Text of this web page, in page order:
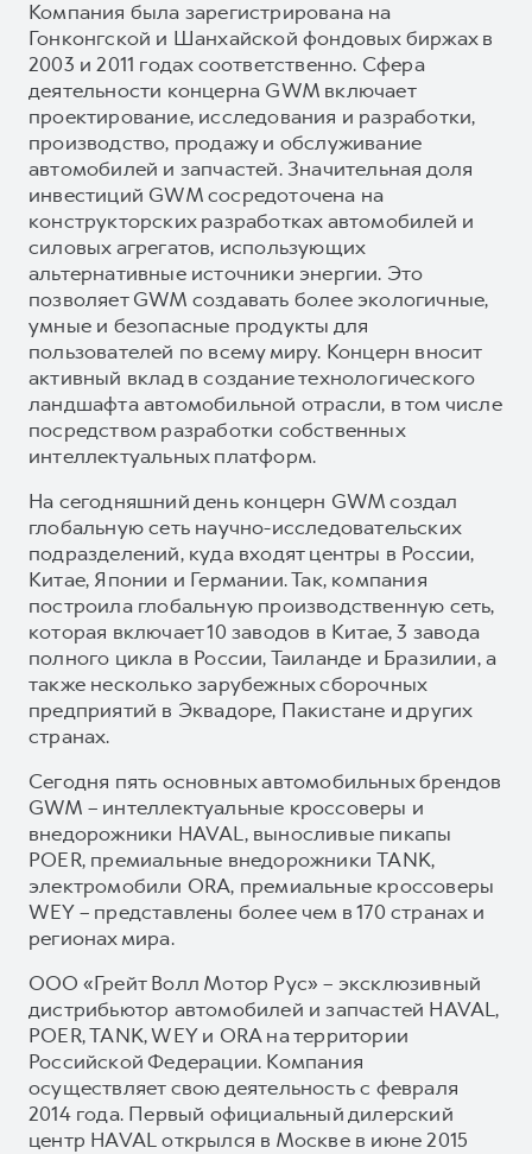
Компания была зарегистрирована на
Гонконгской и Шанхайской фондовых биржах в
2003 и 2011 годах соответственно. Сфера
деятельности концерна GWM включает
проектирование, исследования и разработки,
производство, продажу и обслуживание
автомобилей и запчастей. Значительная доля
инвестиций GWM сосредоточена на
конструкторских разработках автомобилей и
силовых агрегатов, использующих
альтернативные источники энергии. Это
позволяет GWM создавать более экологичные,
умные и безопасные продукты для
пользователей по всему миру. Концерн вносит
активный вклад в создание технологического
ландшафта автомобильной отрасли, в том числе
посредством разработки собственных
интеллектуальных платформ.
На сегодняшний день концерн GWM создал
глобальную сеть научно-исследовательских
подразделений, куда входят центры в России,
Китае, Японии и Германии. Так, компания
построила глобальную производственную сеть,
которая включает 10 заводов в Китае, 3 завода
полного цикла в России, Таиланде и Бразилии, а
также несколько зарубежных сборочных
предприятий в Эквадоре, Пакистане и других
странах.
Сегодня пять основных автомобильных брендов
GWM – интеллектуальные кроссоверы и
внедорожники HAVAL, выносливые пикапы
POER, премиальные внедорожники TANK,
электромобили ORA, премиальные кроссоверы
WEY – представлены более чем в 170 странах и
регионах мира.
ООО «Грейт Волл Мотор Рус» – эксклюзивный
дистрибьютор автомобилей и запчастей HAVAL,
POER, TANK, WEY и ORA на территории
Российской Федерации. Компания
осуществляет свою деятельность с февраля
2014 года. Первый официальный дилерский
центр HAVAL открылся в Москве в июне 2015